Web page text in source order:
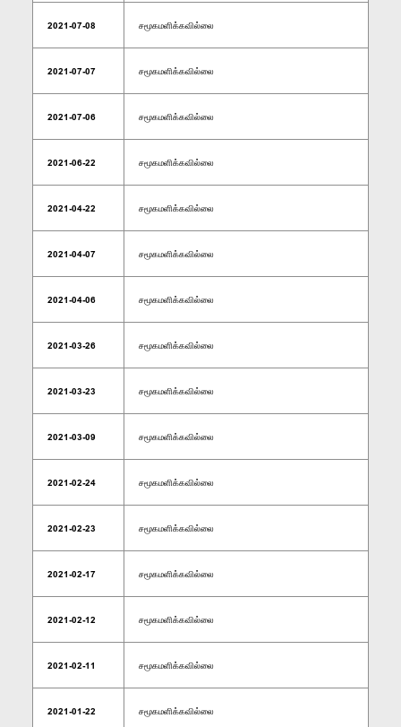
2021-07-08 சமூகமளிக்கவில்லை
2021-07-07 சமூகமளிக்கவில்லை
2021-07-06 சமூகமளிக்கவில்லை
2021-06-22 சமூகமளிக்கவில்லை
2021-04-22 சமூகமளிக்கவில்லை
2021-04-07 சமூகமளிக்கவில்லை
2021-04-06 சமூகமளிக்கவில்லை
2021-03-26 சமூகமளிக்கவில்லை
2021-03-23 சமூகமளிக்கவில்லை
2021-03-09 சமூகமளிக்கவில்லை
2021-02-24 சமூகமளிக்கவில்லை
2021-02-23 சமூகமளிக்கவில்லை
2021-02-17 சமூகமளிக்கவில்லை
2021-02-12 சமூகமளிக்கவில்லை
2021-02-11 சமூகமளிக்கவில்லை
2021-01-22 சமூகமளிக்கவில்லை